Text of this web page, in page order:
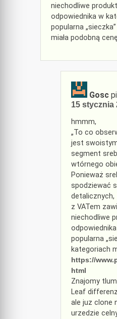
niechodliwe
odpowiednika w
popularna
miała podobną
Gosc
15 stycznia
hmmm,
„To co
jest
segment
wtórnego
Ponieważ
spodziewać
detalicznych,
z VATem
niechodliwe
popularna
kategoriach
https://
html
Znajomy
Leaf
ale juz clone
urzedzie